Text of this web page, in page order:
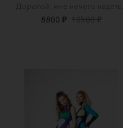
Дорогой, мне нечего надеть...
8800 ₽ 10500 ₽